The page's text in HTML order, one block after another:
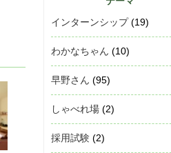
インターンシップ(19)
わかなちゃん (10)
早野さん (95)
しゃべれ場 (2)
採用試験 (2)